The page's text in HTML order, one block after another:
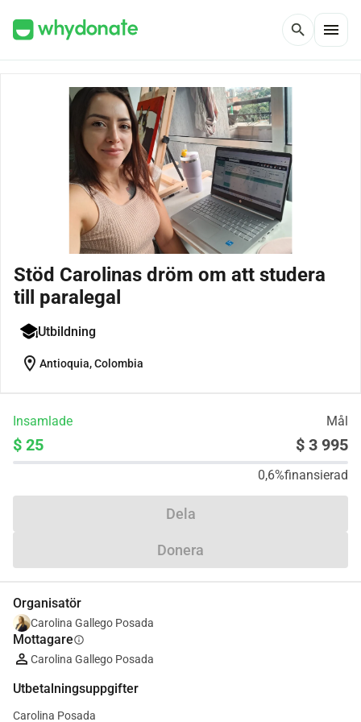
search menu
Stöd Carolinas dröm om att studera
till paralegal
Utbildning
location_on Antioquia, Colombia
Insamlade Mål
$ 25 $ 3 995
0,6%finansierad
Dela
Donera
Organisatör
Carolina Gallego Posada
Mottagareinfo
Carolina Gallego Posada
Utbetalningsuppgifter
Carolina Posada